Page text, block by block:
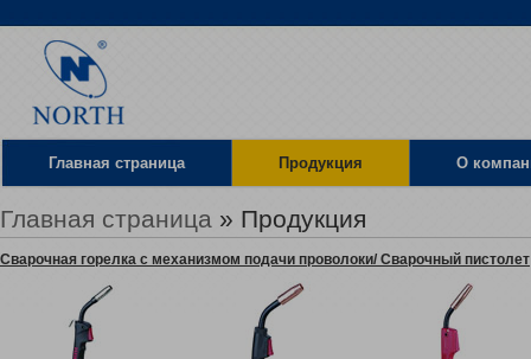
Главная страница Продукция О
Главная страница » Продукция
Сварочная горелка с механизмом подачи проволоки/ Сварочный пистолет